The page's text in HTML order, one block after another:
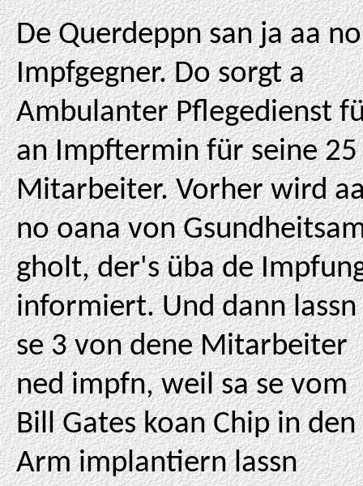
De Querdeppn san ja aa no
Impfgegner. Do sorgt a
Ambulanter Pflegedienst
an Impftermin für seine 25
Mitarbeiter. Vorher wird
no oana von
gholt, der's üba de
informiert. Und dann lassn
se 3 von dene Mitarbeiter
ned impfn, weil sa se vom
Bill Gates koan Chip in den
Arm implantiern lassn